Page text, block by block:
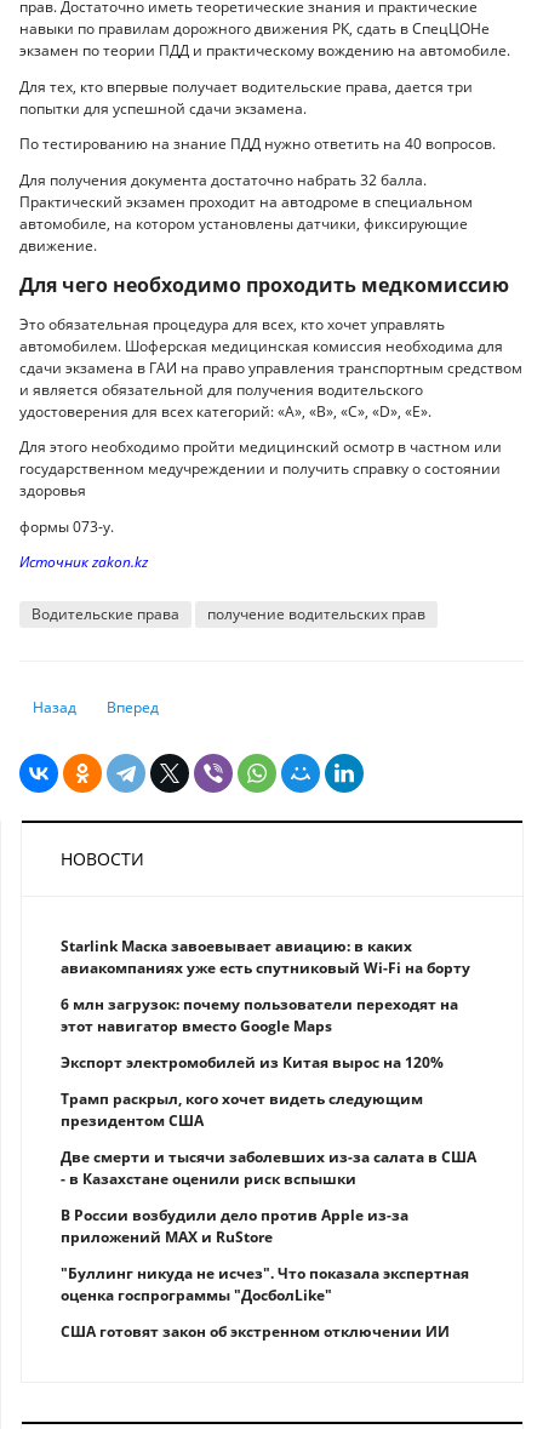
прав. Достаточно иметь теоретические знания и практические
навыки по правилам дорожного движения РК, сдать в СпецЦОНе
экзамен по теории ПДД и практическому вождению на автомобиле.
Для тех, кто впервые получает водительские права, дается три
попытки для успешной сдачи экзамена.
По тестированию на знание ПДД нужно ответить на 40 вопросов.
Для получения документа достаточно набрать 32 балла.
Практический экзамен проходит на автодроме в специальном
автомобиле, на котором установлены датчики, фиксирующие
движение.
Для чего необходимо проходить медкомиссию
Это обязательная процедура для всех, кто хочет управлять
автомобилем. Шоферская медицинская комиссия необходима для
сдачи экзамена в ГАИ на право управления транспортным средством
и является обязательной для получения водительского
удостоверения для всех категорий: «А», «В», «С», «D», «E».
Для этого необходимо пройти медицинский осмотр в частном или
государственном медучреждении и получить справку о состоянии
здоровья
формы 073-у.
Источник zakon.kz
Водительские права получение водительских прав
Предыдущий: Куда казахстанцы могут съездить без затрат на визу
Назад Следующий: Три тенге за рубль мы можем увидеть в
Вперед
НОВОСТИ
Starlink Маска завоевывает авиацию: в каких
авиакомпаниях уже есть спутниковый Wi-Fi на борту
6 млн загрузок: почему пользователи переходят на
этот навигатор вместо Google Maps
Экспорт электромобилей из Китая вырос на 120%
Трамп раскрыл, кого хочет видеть следующим
президентом США
Две смерти и тысячи заболевших из-за салата в США
- в Казахстане оценили риск вспышки
В России возбудили дело против Apple из-за
приложений MAX и RuStore
"Буллинг никуда не исчез". Что показала экспертная
оценка госпрограммы "ДосболLike"
США готовят закон об экстренном отключении ИИ